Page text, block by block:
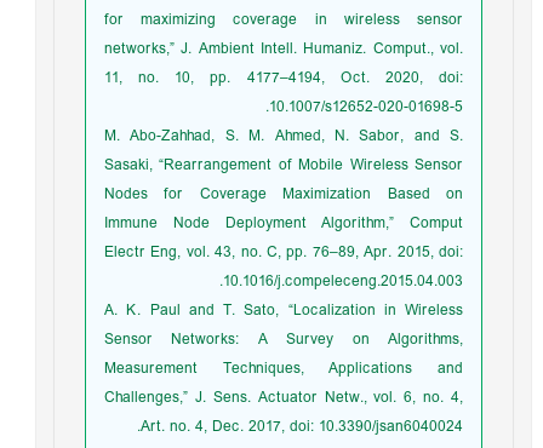
for maximizing coverage in wireless sensor
networks,” J. Ambient Intell. Humaniz. Comput., vol.
11, no. 10, pp. 4177–4194, Oct. 2020, doi:
10.1007/s12652-020-01698-5.
M. Abo-Zahhad, S. M. Ahmed, N. Sabor, and S.
Sasaki, “Rearrangement of Mobile Wireless Sensor
Nodes for Coverage Maximization Based on
Immune Node Deployment Algorithm,” Comput
Electr Eng, vol. 43, no. C, pp. 76–89, Apr. 2015, doi:
10.1016/j.compeleceng.2015.04.003.
A. K. Paul and T. Sato, “Localization in Wireless
Sensor Networks: A Survey on Algorithms,
Measurement Techniques, Applications and
Challenges,” J. Sens. Actuator Netw., vol. 6, no. 4,
Art. no. 4, Dec. 2017, doi: 10.3390/jsan6040024.